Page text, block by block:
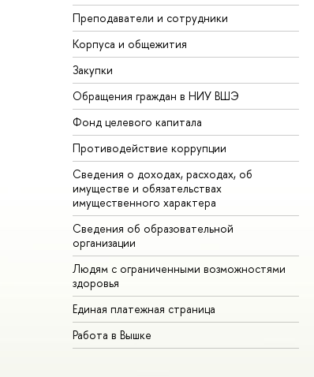
Преподаватели и сотрудники
Корпуса и общежития
Закупки
Обращения граждан в НИУ ВШЭ
Фонд целевого капитала
Противодействие коррупции
Сведения о доходах, расходах, об
имуществе и обязательствах
имущественного характера
Сведения об образовательной
организации
Людям с ограниченными возможностями
здоровья
Единая платежная страница
Работа в Вышке